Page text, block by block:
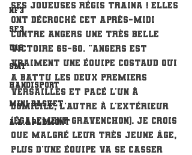
NF3
SF3
U18
SM1
Handisport
Mini Basket
A.L.Aplemont
ses joueuses Régis Traina ! Elles
ont décroché cet après-midi
contre Angers une très belle
victoire 65-60. "Angers est
vraiment une équipe costaud qui
a battu les deux premiers
Versailles et Pacé l'un à
domicile, l'autre à l'extérieur
(également Gravenchon). Je crois
que malgré leur très jeune âge,
plus d'une équipe va se casser